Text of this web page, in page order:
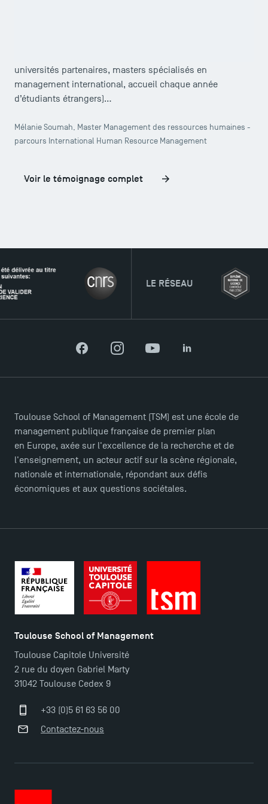
Ouverture des candidatures pour le Doctoral
Programme et le Master Finance en décembre
2025 !
Ouverture des candidatures en Master pour 2024-
2025
Trouvez votre Master pour l’année 2024-2025
universités partenaires, masters spécialisés en
management international, accueil chaque année
d’étudiants étrangers)…
Mélanie Soumah, Master Management des ressources humaines -
parcours International Human Resource Management
Voir le témoignage complet
LE RÉSEAU
FacebookInstagramYouTubeLinkedIn
Toulouse School of Management (TSM) est une école de
management publique française de premier plan
en Europe, axée sur l'excellence de la recherche et de
l'enseignement, un acteur actif sur la scène régionale,
nationale et internationale, répondant aux défis
économiques et aux questions sociétales.
Toulouse School of Management
Toulouse Capitole Université
2 rue du doyen Gabriel Marty
31042 Toulouse Cedex 9
+33 (0)5 61 63 56 00
Contactez-nous